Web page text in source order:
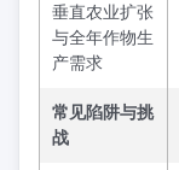
垂直农业扩张
与全年作物生
产需求
常见陷阱与挑
战